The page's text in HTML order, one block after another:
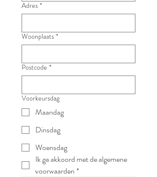
Adres *
Woonplaats *
Postcode *
Voorkeursdag
Maandag
Dinsdag
Woensdag
Ik ga akkoord met de algemene
voorwaarden *